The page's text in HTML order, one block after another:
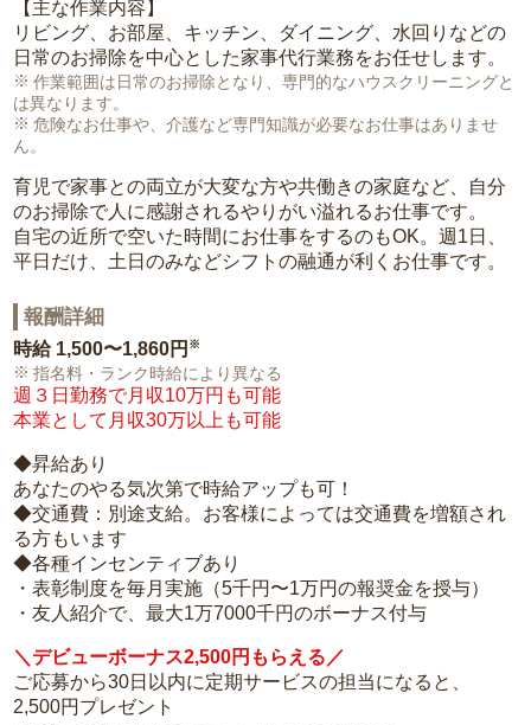
【主な作業内容】
リビング、お部屋、キッチン、ダイニング、水回りなどの
日常のお掃除を中心とした家事代行業務をお任せします。
作業範囲は日常のお掃除となり、専門的なハウスクリーニングと
は異なります。
危険なお仕事や、介護など専門知識が必要なお仕事はありませ
ん。
育児で家事との両立が大変な方や共働きの家庭など、自分
のお掃除で人に感謝されるやりがい溢れるお仕事です。
自宅の近所で空いた時間にお仕事をするのもOK。週1日、
平日だけ、土日のみなどシフトの融通が利くお仕事です。
報酬詳細
時給 1,500〜1,860円 ※
指名料・ランク時給により異なる
週３日勤務で月収10万円も可能
本業として月収30万以上も可能
◆昇給あり
あなたのやる気次第で時給アップも可！
◆交通費：別途支給。お客様によっては交通費を増額され
る方もいます
◆各種インセンティブあり
・表彰制度を毎月実施（5千円〜1万円の報奨金を授与）
・友人紹介で、最大1万7000千円のボーナス付与
＼デビューボーナス2,500円もらえる／
ご応募から30日以内に定期サービスの担当になると、
2,500円プレゼント